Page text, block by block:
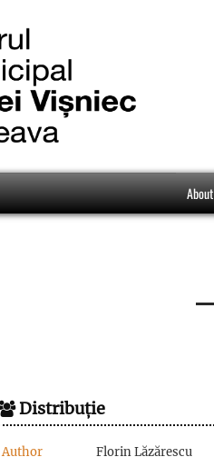
About
Distribuție
Author
Florin Lăzărescu